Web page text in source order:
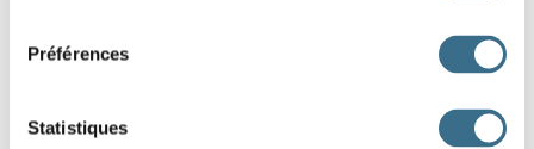
Préférences
Statistiques